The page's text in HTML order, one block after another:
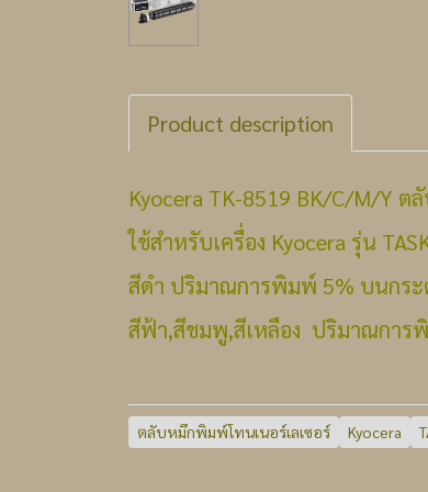
Product description
Kyocera TK-8519 BK/C/M/Y
ใช้สำหรับเครื่อง Kyocera รุ่น
สีดำ ปริมาณการพิมพ์ 5% บนกระ
สีฟ้า,สีชมพู,สีเหลือง ปริมาณการ
ตลับหมึกพิมพ์โทนเนอร์เลเซอร์ Kyocera